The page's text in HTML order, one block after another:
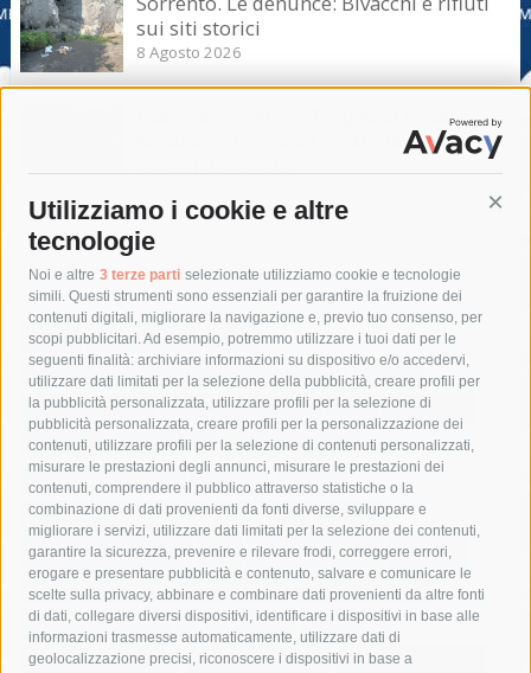
Utilizziamo i cookie e altre
tecnologie
Noi e altre 3 terze parti selezionate utilizziamo cookie e tecnologie
simili. Questi strumenti sono essenziali per garantire la fruizione dei
contenuti digitali, migliorare la navigazione e, previo tuo consenso, per
scopi pubblicitari. Ad esempio, potremmo utilizzare i tuoi dati per le
seguenti finalità: archiviare informazioni su dispositivo e/o accedervi,
utilizzare dati limitati per la selezione della pubblicità, creare profili per
la pubblicità personalizzata, utilizzare profili per la selezione di
pubblicità personalizzata, creare profili per la personalizzazione dei
contenuti, utilizzare profili per la selezione di contenuti personalizzati,
misurare le prestazioni degli annunci, misurare le prestazioni dei
contenuti, comprendere il pubblico attraverso statistiche o la
combinazione di dati provenienti da fonti diverse, sviluppare e
migliorare i servizi, utilizzare dati limitati per la selezione dei contenuti,
garantire la sicurezza, prevenire e rilevare frodi, correggere errori,
erogare e presentare pubblicità e contenuto, salvare e comunicare le
scelte sulla privacy, abbinare e combinare dati provenienti da altre fonti
di dati, collegare diversi dispositivi, identificare i dispositivi in base alle
informazioni trasmesse automaticamente, utilizzare dati di
geolocalizzazione precisi, riconoscere i dispositivi in base a
sui siti storici
8 Agosto 2026
Nostra”, odio social contro la giunta.
Tag
acqua allerta meteo
anas
area marina protetta di punta campanella
arresto
Asl Napoli 3 sud
capitaneria di porto capri
carabinieri
castellammare di stabia
circumvesuviana
comune di sorrento
concerto
contagi
costiera amalfitana
covid-19 eav
elezioni
fondazione sorrento
gori guardia costiera
incidente
lavori
lorenzo balducelli mare
massa lubrense
massimo coppola
Meta napoli
ordinanza
penisola sorrentina
piano di sorrento polizia municipale